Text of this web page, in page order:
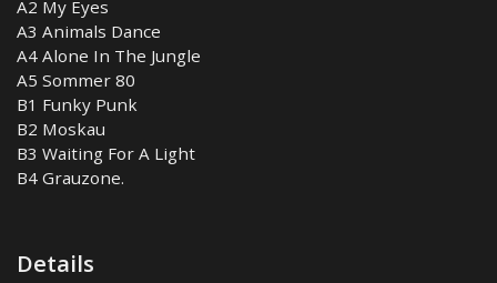
A2 My Eyes
A3 Animals Dance
A4 Alone In The Jungle
A5 Sommer 80
B1 Funky Punk
B2 Moskau
B3 Waiting For A Light
B4 Grauzone.
Details